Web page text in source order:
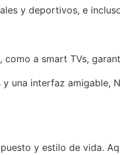
y deportivos, e
a smart TVs,
una interfaz amigable,
y estilo de vida.